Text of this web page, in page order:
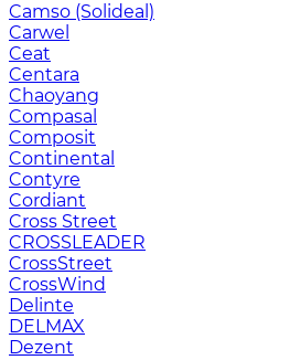
Camso (Solideal)
Carwel
Ceat
Centara
Chaoyang
Compasal
Composit
Continental
Contyre
Cordiant
Cross Street
CROSSLEADER
CrossStreet
CrossWind
Delinte
DELMAX
Dezent